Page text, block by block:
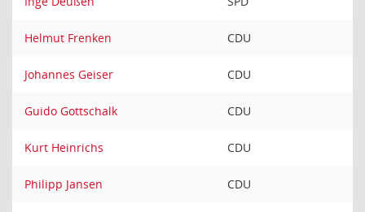
Helmut Frenken CDU
Johannes Geiser CDU
Guido Gottschalk CDU
Kurt Heinrichs CDU
Philipp Jansen CDU